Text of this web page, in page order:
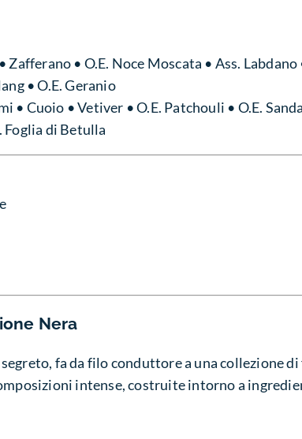
• O.E. Noce Moscata • Ass. Labdano
• O.E. Geranio
• Cuoio • Vetiver • O.E. Patchouli • O.E.
Foglia di Betulla
Nera
fa da filo conduttore a una collezione
intense, costruite intorno a